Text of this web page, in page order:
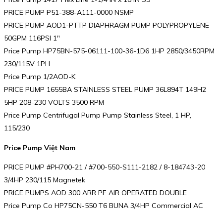
PRICE PUMP P51-388-A111-0000 NSMP
PRICE PUMP AOD1-PTTP DIAPHRAGM PUMP POLYPROPYLENE
50GPM 116PSI 1″
Price Pump HP75BN-575-06111-100-36-1D6 1HP 2850/3450RPM
230/115V 1PH
Price Pump 1/2AOD-K
PRICE PUMP 1655BA STAINLESS STEEL PUMP 36L894T 149H2
5HP 208-230 VOLTS 3500 RPM
Price Pump Centrifugal Pump Pump Stainless Steel, 1 HP,
115/230
Price Pump Việt Nam
PRICE PUMP #PH700-21 / #700-550-S111-2182 / 8-184743-20
3/4HP 230/115 Magnetek
PRICE PUMPS AOD 300 ARR PF AIR OPERATED DOUBLE
Price Pump Co HP75CN-550 T6 BUNA 3/4HP Commercial AC